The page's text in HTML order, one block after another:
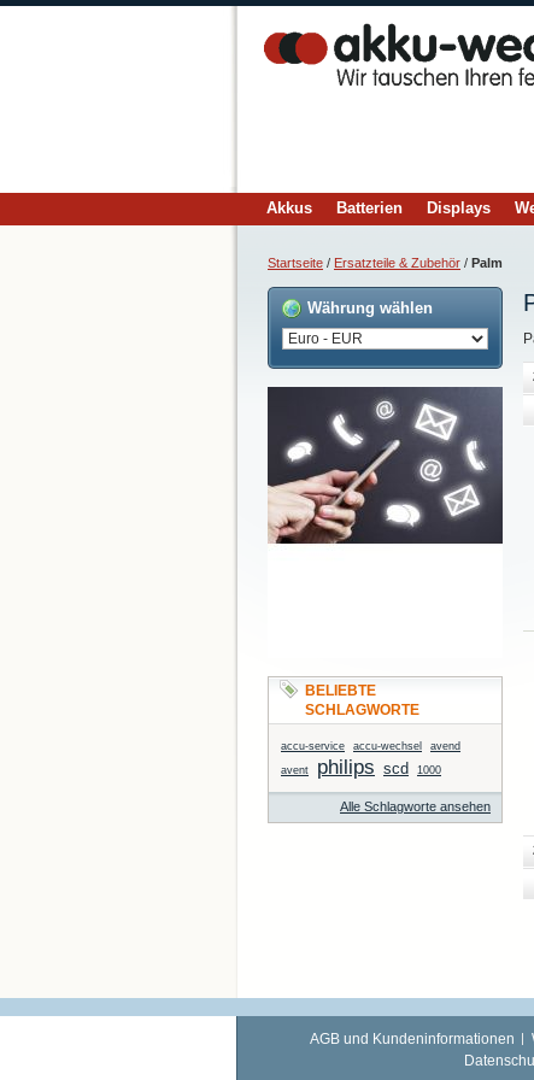
Akkus Batterien Displays
Startseite / Ersatzteile & Zubehör / Palm
Währung wählen
BELIEBTE
SCHLAGWORTE
accu-service accu-wechsel
avend
avent
philips scd 1000
Alle Schlagworte ansehen
AGB und Kundeninformationen